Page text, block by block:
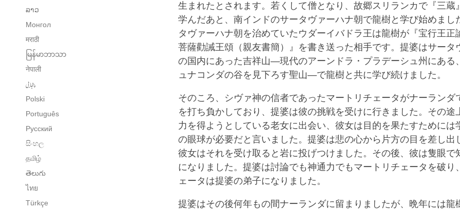
ລາວ
Монгол
मराठी
မြန်မာဘာသာ
नेपाली
پنجابی
Polski
Português
Русский
සිංහල
தமிழ்
తెలుగు
ไทย
Türkçe
生まれたとされます。若くして僧となり、故郷スリランカで『三蔵
学んだあと、南インドのサータヴァーハナ朝で龍樹と学び始めまし
タヴァーハナ朝を治めていたウダーイバドラ王は龍樹が『宝行王正
菩薩勸誡王頌（親友書簡）』を書き送った相手です。提婆はサータ
の国内にあった吉祥山―現代のアーンドラ・プラデーシュ州にある
ュナコンダの谷を見下ろす聖山―で龍樹と共に学び続けました。
そのころ、シヴァ神の信者であったマートリチェータがナーランダ
を打ち負かしており、提婆は彼の挑戦を受けに行きました。その途
力を得ようとしている老女に出会い、彼女は目的を果たすためには
の眼球が必要だと言いました。提婆は悲の心から片方の目を差し出
彼女はそれを受け取ると岩に投げつけました。その後、彼は隻眼で
になりました。提婆は討論でも神通力でもマートリチェータを破り
ェータは提婆の弟子になりました。
提婆はその後何年もの間ナーランダに留まりましたが、晩年には龍